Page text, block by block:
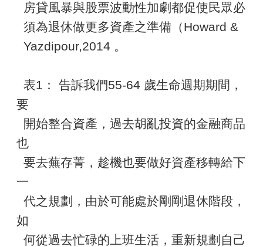
房貸風暴與股票波動性加劇都促使民眾必
須為退休做更多資產之準備（Howard &
Yazdipour,2014 。
表1： 告訴我們55-64 歲生命週期期間，
要
開始整合資產，過去胡亂投資的金融商品
也
要去蕪存菁，趁機也要做好資產移轉給下
一
代之規劃，由於可能處於剛剛退休階段，
如
何從過去忙碌的上班生活，重新規劃自己